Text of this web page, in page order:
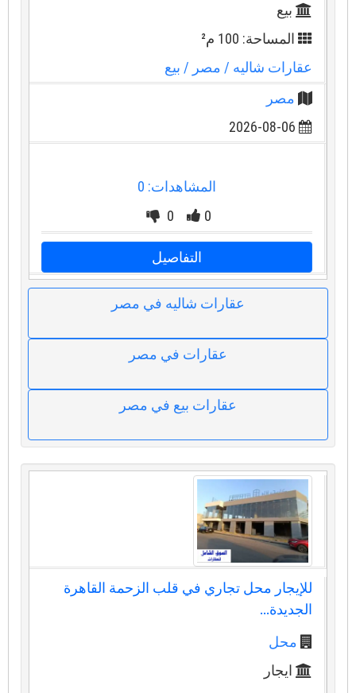
بيع
المساحة: 100 م²
عقارات شاليه/ مصر / بيع
مصر
2026-08-06
المشاهدات: 0
0
0
التفاصيل
عقارات شاليه في مصر
عقارات في مصر
عقارات بيع في مصر
للإيجار محل تجاري في قلب الزحمة القاهرة
الجديدة...
محل
ايجار